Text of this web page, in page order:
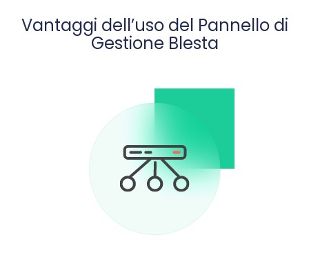
Vantaggi dell’uso del Pannello di
Gestione Blesta